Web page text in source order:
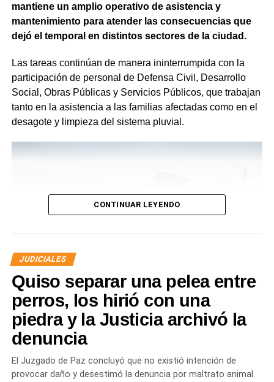
mantiene un amplio operativo de asistencia y
mantenimiento para atender las consecuencias que
dejó el temporal en distintos sectores de la ciudad.
Las tareas continúan de manera ininterrumpida con la
participación de personal de Defensa Civil, Desarrollo
Social, Obras Públicas y Servicios Públicos, que trabajan
tanto en la asistencia a las familias afectadas como en el
desagote y limpieza del sistema pluvial.
Desde Defensa Civil y Desarrollo Social se brindó
Noroeste, Quinta 25, Carlos Soria y Chacramonte,
CONTINUAR LEYENDO
JUDICIALES
Quiso separar una pelea entre
perros, los hirió con una
piedra y la Justicia archivó la
denuncia
El Juzgado de Paz concluyó que no existió intención de
provocar daño y desestimó la denuncia por maltrato animal.